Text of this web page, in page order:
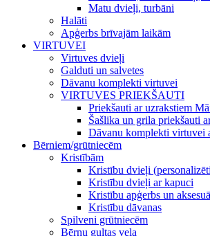
Matu dvieļi, turbāni
Halāti
Apģerbs brīvajām laikām
VIRTUVEI
Virtuves dvieļi
Galduti un salvetes
Dāvanu komplekti virtuvei
VIRTUVES PRIEKŠAUTI
Priekšauti ar uzrakstiem
Šašlika un grila priekšauti
Dāvanu komplekti virtuvei
Bērniem/grūtniecēm
Kristībām
Kristību dvieļi
Kristību dvieļi ar kapuci
Kristību apģerbs un
Kristību dāvanas
Spilveni grūtniecēm
Bērnu gultas veļa